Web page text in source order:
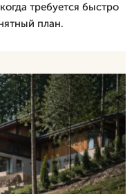
требуется быстро
план.